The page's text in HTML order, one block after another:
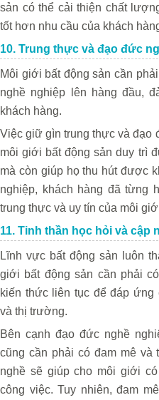
sản có thể cải thiện chất
tốt hơn nhu cầu của khách
10. Trung thực và đạo đức
Môi giới bất động sản cần
nghề nghiệp lên hàng đầu,
khách hàng.
Việc giữ gìn trung thực và đạo
môi giới bất động sản duy trì
mà còn giúp họ thu hút được
nghiệp, khách hàng đã từng
trung thực và uy tín của môi
11. Tinh thần học hỏi và cập
Lĩnh vực bất động sản luôn
giới bất động sản cần phải
kiến thức liên tục để đáp
và thị trường.
Bên cạnh đạo đức nghề
cũng cần phải có đam mê
nghề sẽ giúp cho môi giới
công việc. Tuy nhiên, đam